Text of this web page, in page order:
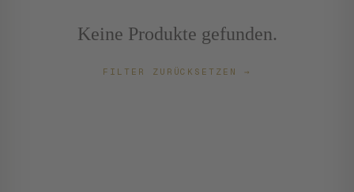
Keine Produkte gefunden.
FILTER ZURÜCKSETZEN →